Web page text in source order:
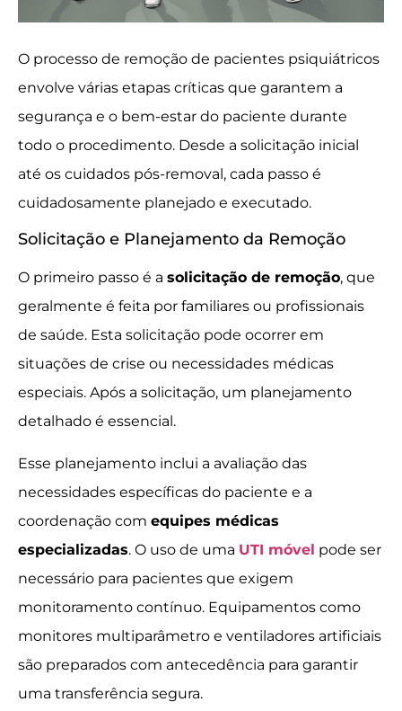
O processo de remoção de pacientes psiquiátricos
envolve várias etapas críticas que garantem a
segurança e o bem-estar do paciente durante
todo o procedimento. Desde a solicitação inicial
até os cuidados pós-removal, cada passo é
cuidadosamente planejado e executado.
Solicitação e Planejamento da Remoção
O primeiro passo é a solicitação de remoção, que
geralmente é feita por familiares ou profissionais
de saúde. Esta solicitação pode ocorrer em
situações de crise ou necessidades médicas
especiais. Após a solicitação, um planejamento
detalhado é essencial.
Esse planejamento inclui a avaliação das
necessidades específicas do paciente e a
coordenação com equipes médicas
especializadas. O uso de uma UTI móvel pode ser
necessário para pacientes que exigem
monitoramento contínuo. Equipamentos como
monitores multiparâmetro e ventiladores artificiais
são preparados com antecedência para garantir
uma transferência segura.